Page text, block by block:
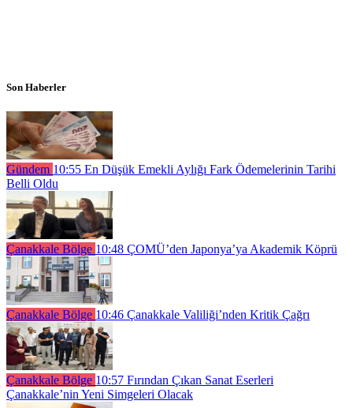
Son Haberler
Gündem 10:55 En Düşük Emekli Aylığı Fark Ödemelerinin Tarihi
Belli Oldu
Çanakkale Bölge 10:48 ÇOMÜ’den Japonya’ya Akademik Köprü
Çanakkale Bölge 10:46 Çanakkale Valiliği’nden Kritik Çağrı
Çanakkale Bölge 10:57 Fırından Çıkan Sanat Eserleri
Çanakkale’nin Yeni Simgeleri Olacak